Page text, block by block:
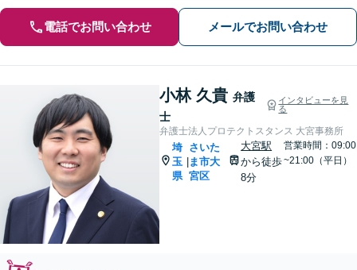
電話でお問い合わせ メールでお問い合わせ
小林 久貴 弁護
士
インタビューを見
る
弁護士法人プロテクトスタンス 大宮事務所
埼
玉
県
さいた
ま市大
宮区
大宮駅
から徒歩
8分
営業時間：09:00
~21:00（平日）